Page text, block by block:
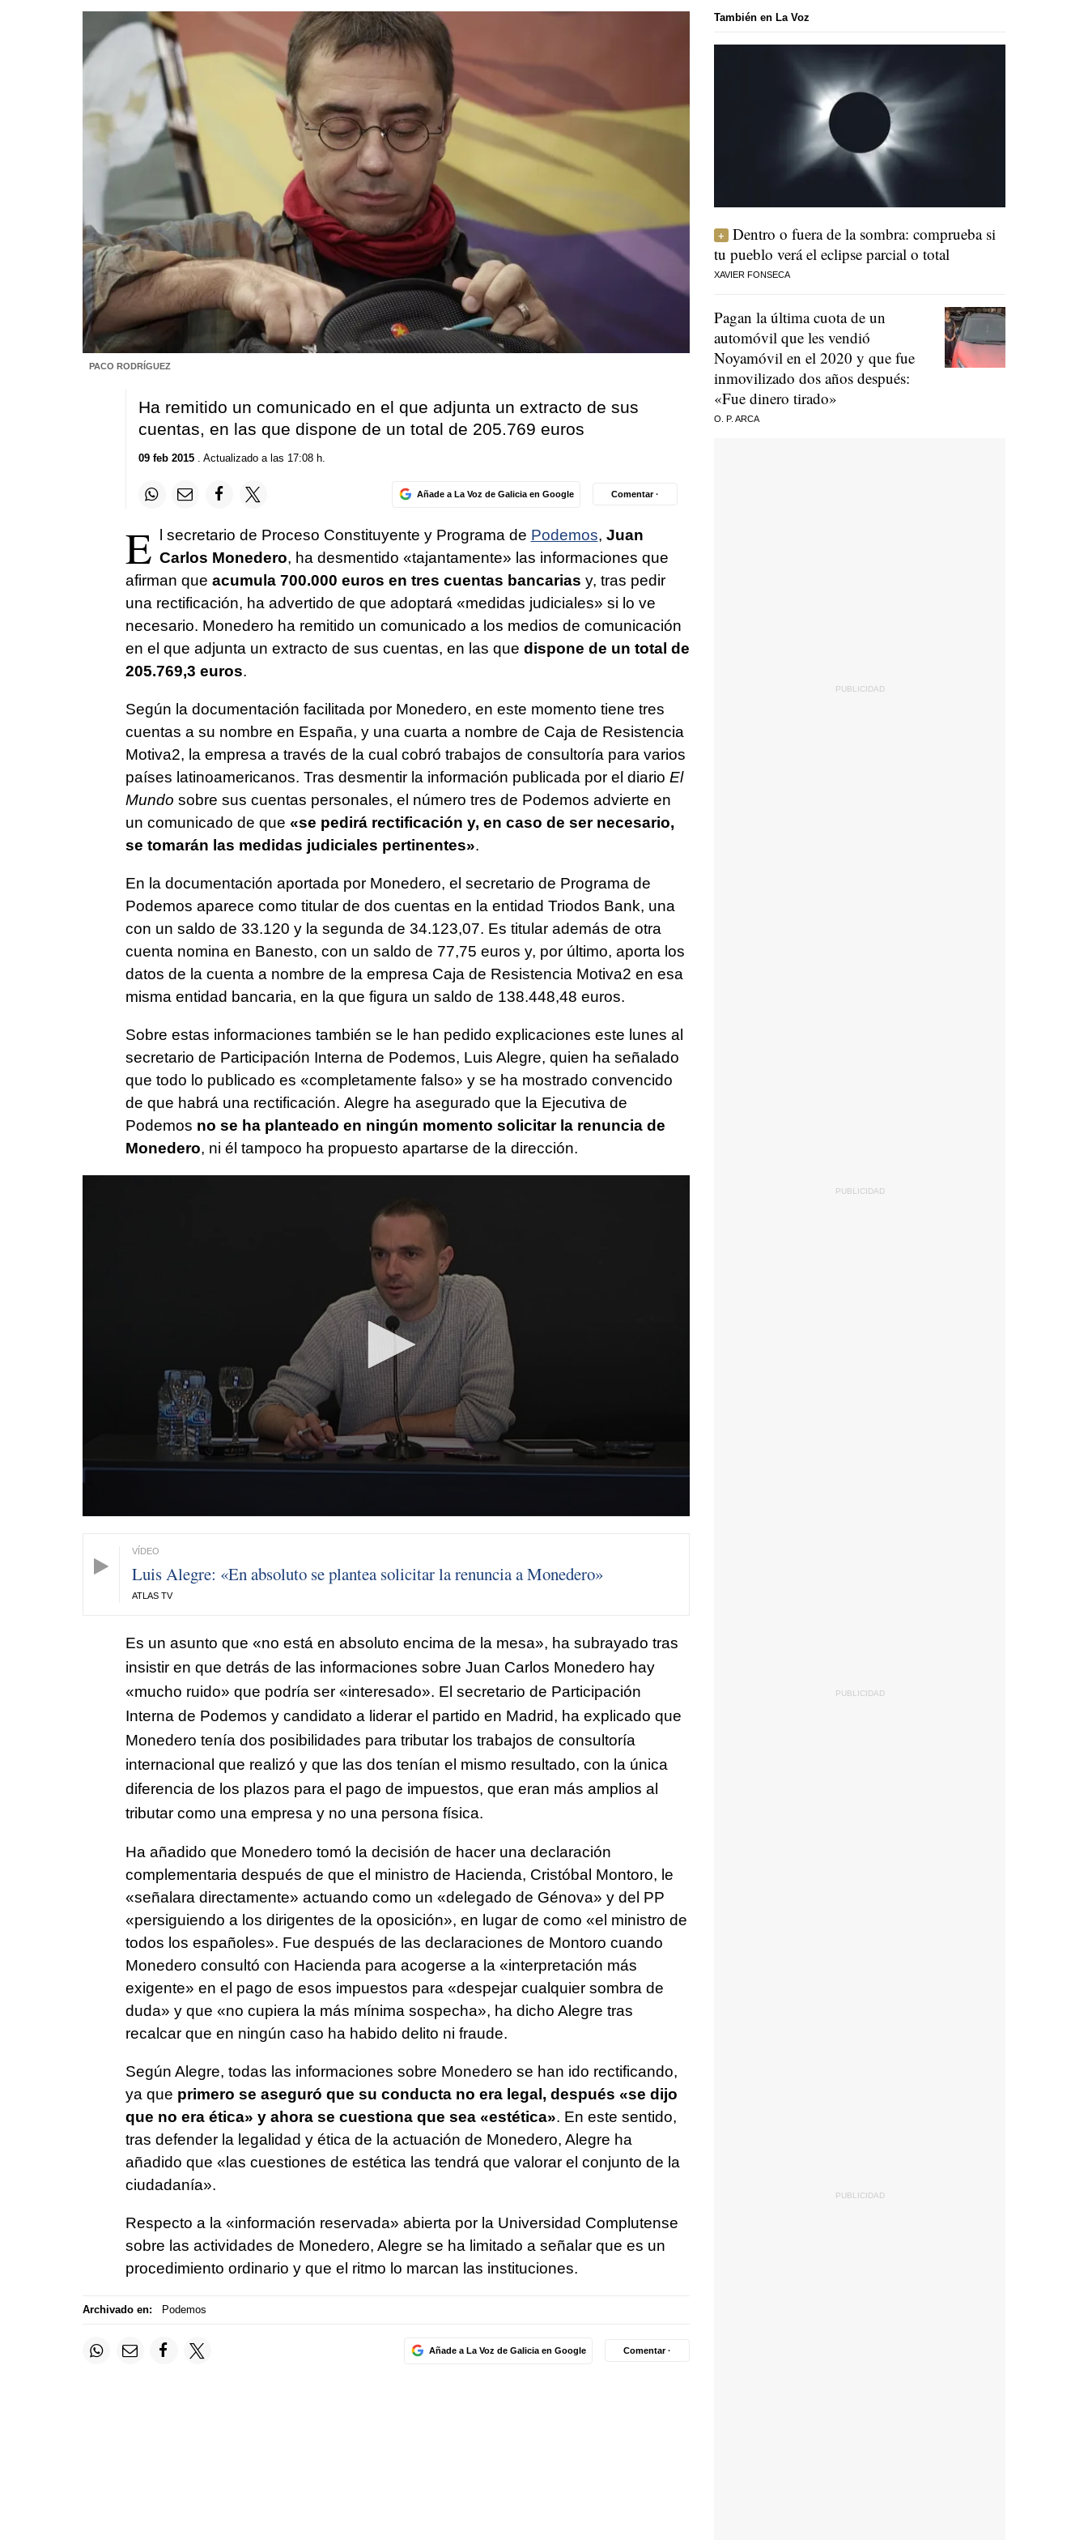
PACO RODRÍGUEZ
Ha remitido un comunicado en el que adjunta un extracto de sus
cuentas, en las que dispone de un total de 205.769 euros
09 feb 2015. Actualizado a las 17:08 h.
Añade a La Voz de Galicia en Google Comentar ·
E l secretario de Proceso Constituyente y Programa de Podemos, Juan
Carlos Monedero, ha desmentido «tajantamente» las informaciones que
afirman que acumula 700.000 euros en tres cuentas bancarias y, tras pedir
una rectificación, ha advertido de que adoptará «medidas judiciales» si lo ve
necesario. Monedero ha remitido un comunicado a los medios de comunicación
en el que adjunta un extracto de sus cuentas, en las que dispone de un total de
205.769,3 euros.
Según la documentación facilitada por Monedero, en este momento tiene tres
cuentas a su nombre en España, y una cuarta a nombre de Caja de Resistencia
Motiva2, la empresa a través de la cual cobró trabajos de consultoría para varios
países latinoamericanos. Tras desmentir la información publicada por el diario El
Mundo sobre sus cuentas personales, el número tres de Podemos advierte en
un comunicado de que «se pedirá rectificación y, en caso de ser necesario,
se tomarán las medidas judiciales pertinentes».
En la documentación aportada por Monedero, el secretario de Programa de
Podemos aparece como titular de dos cuentas en la entidad Triodos Bank, una
con un saldo de 33.120 y la segunda de 34.123,07. Es titular además de otra
cuenta nomina en Banesto, con un saldo de 77,75 euros y, por último, aporta los
datos de la cuenta a nombre de la empresa Caja de Resistencia Motiva2 en esa
misma entidad bancaria, en la que figura un saldo de 138.448,48 euros.
Sobre estas informaciones también se le han pedido explicaciones este lunes al
secretario de Participación Interna de Podemos, Luis Alegre, quien ha señalado
que todo lo publicado es «completamente falso» y se ha mostrado convencido
de que habrá una rectificación. Alegre ha asegurado que la Ejecutiva de
Podemos no se ha planteado en ningún momento solicitar la renuncia de
Monedero, ni él tampoco ha propuesto apartarse de la dirección.
Luis Alegre: «En absoluto se plantea solicitar la renuncia a Monedero»
ATLAS TV
Es un asunto que «no está en absoluto encima de la mesa», ha subrayado tras
insistir en que detrás de las informaciones sobre Juan Carlos Monedero hay
«mucho ruido» que podría ser «interesado». El secretario de Participación
Interna de Podemos y candidato a liderar el partido en Madrid, ha explicado que
Monedero tenía dos posibilidades para tributar los trabajos de consultoría
internacional que realizó y que las dos tenían el mismo resultado, con la única
diferencia de los plazos para el pago de impuestos, que eran más amplios al
tributar como una empresa y no una persona física.
Ha añadido que Monedero tomó la decisión de hacer una declaración
complementaria después de que el ministro de Hacienda, Cristóbal Montoro, le
«señalara directamente» actuando como un «delegado de Génova» y del PP
«persiguiendo a los dirigentes de la oposición», en lugar de como «el ministro de
todos los españoles». Fue después de las declaraciones de Montoro cuando
Monedero consultó con Hacienda para acogerse a la «interpretación más
exigente» en el pago de esos impuestos para «despejar cualquier sombra de
duda» y que «no cupiera la más mínima sospecha», ha dicho Alegre tras
recalcar que en ningún caso ha habido delito ni fraude.
Según Alegre, todas las informaciones sobre Monedero se han ido rectificando,
ya que primero se aseguró que su conducta no era legal, después «se dijo
que no era ética» y ahora se cuestiona que sea «estética». En este sentido,
tras defender la legalidad y ética de la actuación de Monedero, Alegre ha
añadido que «las cuestiones de estética las tendrá que valorar el conjunto de la
ciudadanía».
Respecto a la «información reservada» abierta por la Universidad Complutense
sobre las actividades de Monedero, Alegre se ha limitado a señalar que es un
procedimiento ordinario y que el ritmo lo marcan las instituciones.
Archivado en: Podemos
Añade a La Voz de Galicia en Google Comentar ·
También en La Voz
Dentro o fuera de la sombra: comprueba si
tu pueblo verá el eclipse parcial o total
XAVIER FONSECA
Pagan la última cuota de un
automóvil que les vendió
Noyamóvil en el 2020 y que fue
inmovilizado dos años después:
«Fue dinero tirado»
O. P. ARCA